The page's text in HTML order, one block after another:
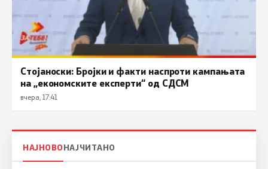
Стојаноски: Бројки и факти наспроти кампањата
на „економските експерти“ од СДСM
вчера, 17:41
НАЈНОВОНАЈЧИТАНО